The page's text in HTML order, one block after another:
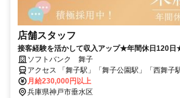
店舗スタッフ
接客経験を活かして収入アップ★年間休日120日
こから！
ソフトバンク 舞子
アクセス 「舞子駅」「舞子公園駅」「西舞子
月給230,000円以上
兵庫県神戸市垂水区